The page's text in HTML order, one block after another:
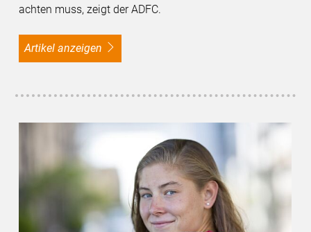
achten muss, zeigt der ADFC.
Artikel anzeigen